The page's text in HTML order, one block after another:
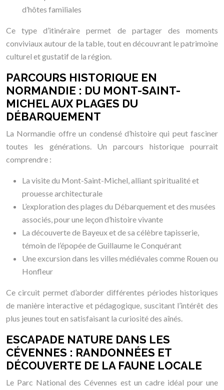
d’hôtes familiales
Ce type d’itinéraire permet de partager des moments
conviviaux autour de la table, tout en découvrant le patrimoine
culturel et gustatif de la région.
PARCOURS HISTORIQUE EN
NORMANDIE : DU MONT-SAINT-
MICHEL AUX PLAGES DU
DÉBARQUEMENT
La Normandie offre un condensé d’histoire qui peut fasciner
toutes les générations. Un parcours historique pourrait
comprendre :
La visite du Mont-Saint-Michel, alliant spiritualité et
prouesse architecturale
L’exploration des plages du Débarquement et des musées
associés, pour une leçon d’histoire vivante
La découverte de Bayeux et de sa célèbre tapisserie,
témoin de l’épopée de Guillaume le Conquérant
Une excursion dans les villes médiévales comme Rouen ou
Honfleur
Ce circuit permet d’aborder différentes périodes historiques
de manière interactive et pédagogique, suscitant l’intérêt des
plus jeunes tout en satisfaisant la curiosité des aînés.
ESCAPADE NATURE DANS LES
CÉVENNES : RANDONNÉES ET
DÉCOUVERTE DE LA FAUNE LOCALE
Le Parc National des Cévennes est un cadre idéal pour une